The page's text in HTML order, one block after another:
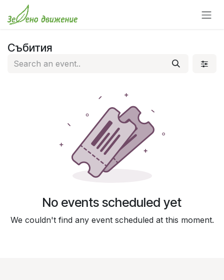
Преминете към съдържание
Събития
No events scheduled yet
We couldn't find any event scheduled at this moment.